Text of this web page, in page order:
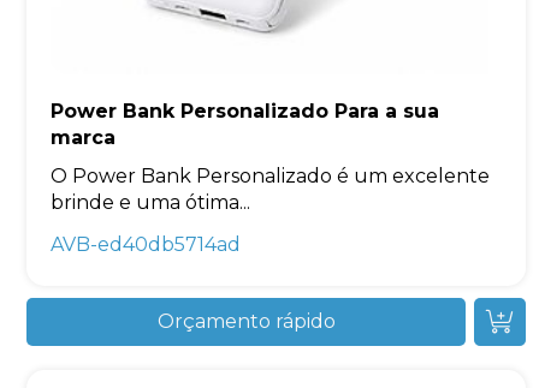
Power Bank Personalizado Para a sua
marca
O Power Bank Personalizado é um excelente
brinde e uma ótima...
AVB-ed40db5714ad
Orçamento rápido